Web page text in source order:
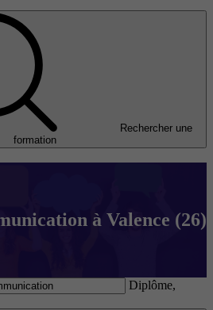
Rechercher une
formation
à Valence (26)
Diplôme,